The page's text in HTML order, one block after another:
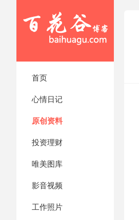
首页
心情日记
原创资料
投资理财
唯美图库
影音视频
工作照片